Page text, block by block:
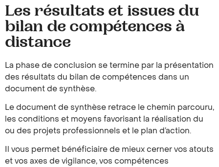
Les résultats et issues du
bilan de compétences à
distance
La phase de conclusion se termine par la présentation
des résultats du bilan de compétences dans un
document de synthèse.
Le document de synthèse retrace le chemin parcouru,
les conditions et moyens favorisant la réalisation du
ou des projets professionnels et le plan d’action.
Il vous permet bénéficiaire de mieux cerner vos atouts
et vos axes de vigilance, vos compétences